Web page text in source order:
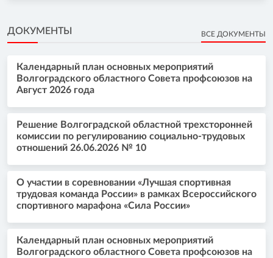
ДОКУМЕНТЫ ВСЕ ДОКУМЕНТЫ
Календарный план основных мероприятий
Волгоградского областного Совета профсоюзов на
Август 2026 года
Решение Волгоградской областной трехсторонней
комиссии по регулированию социально-трудовых
отношений 26.06.2026 № 10
О участии в соревновании «Лучшая спортивная
трудовая команда России» в рамках Всероссийского
спортивного марафона «Сила России»
Календарный план основных мероприятий
Волгоградского областного Совета профсоюзов на